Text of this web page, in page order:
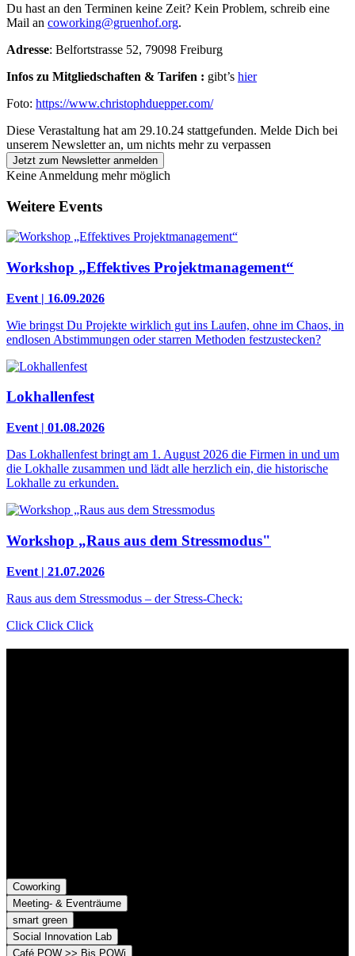
Du hast an den Terminen keine Zeit? Kein Problem, schreib eine
Mail an coworking@gruenhof.org.
Adresse: Belfortstrasse 52, 79098 Freiburg
Infos zu Mitgliedschaften & Tarifen : gibt’s hier
Foto: https://www.christophduepper.com/
Diese Verastaltung hat am 29.10.24 stattgefunden. Melde Dich bei
unserem Newsletter an, um nichts mehr zu verpassen
Jetzt zum Newsletter anmelden
Keine Anmeldung mehr möglich
Weitere Events
Workshop „Effektives Projektmanagement“
Event | 16.09.2026
Wie bringst Du Projekte wirklich gut ins Laufen, ohne im Chaos, in
endlosen Abstimmungen oder starren Methoden festzustecken?
Lokhallenfest
Event | 01.08.2026
Das Lokhallenfest bringt am 1. August 2026 die Firmen in und um
die Lokhalle zusammen und lädt alle herzlich ein, die historische
Lokhalle zu erkunden.
Workshop „Raus aus dem Stressmodus"
Event | 21.07.2026
Raus aus dem Stressmodus – der Stress-Check:
Click Click Click
Coworking
Meeting- & Eventräume
smart green
Social Innovation Lab
Café POW >> Bis POWi